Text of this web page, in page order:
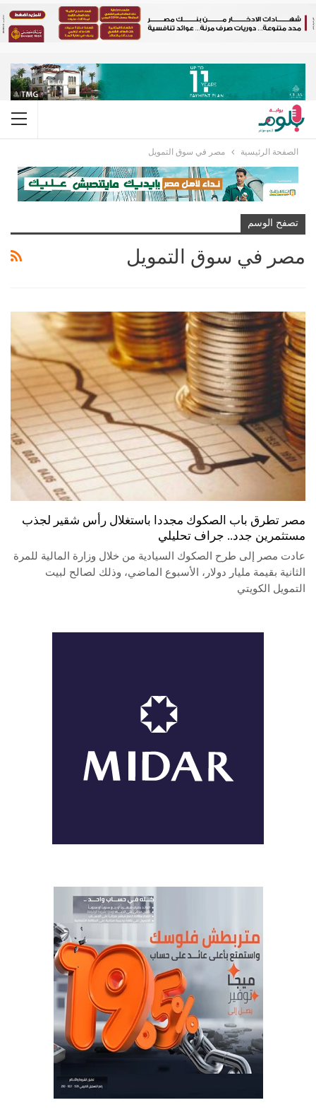
الصفحة الرئيسية مصر في سوق التمويل
تصفح الوسم
مصر في سوق التمويل
مصر تطرق باب الصكوك مجددا باستغلال رأس شقير لجذب
مستثمرين جدد.. جراف تحليلي
عادت مصر إلى طرح الصكوك السيادية من خلال وزارة المالية للمرة
الثانية بقيمة مليار دولار، الأسبوع الماضي، وذلك لصالح لبيت
التمويل الكويتي